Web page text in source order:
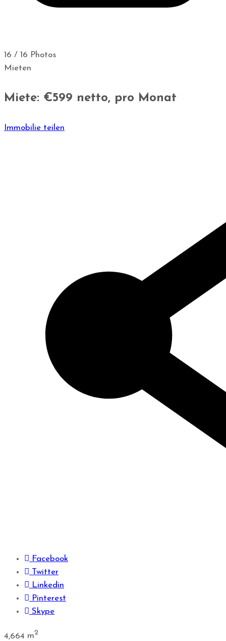
16 / 16 Photos
Mieten
Miete: €599 netto, pro Monat
Immobilie teilen
Facebook
Twitter
Linkedin
Pinterest
Skype
4,664 m2